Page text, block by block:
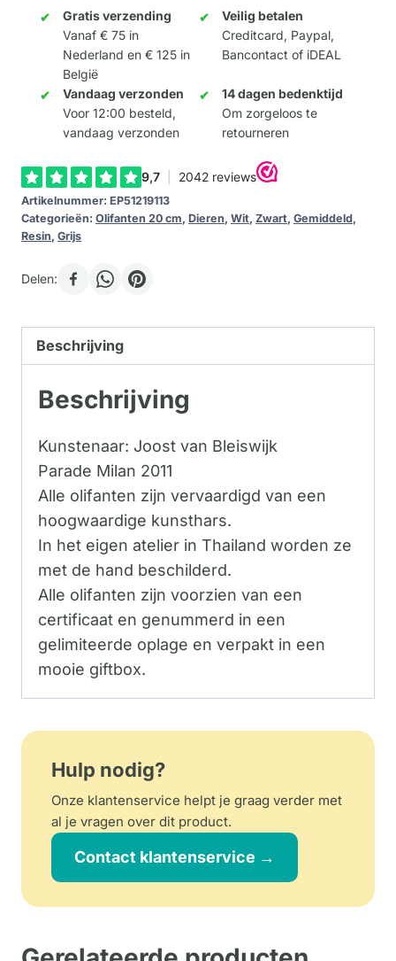
aantalGratis verzending
Vanaf € 75 in
Nederland en € 125 in
België
Veilig betalen
Creditcard, Paypal,
Bancontact of iDEAL
Vandaag verzonden
Voor 12:00 besteld,
vandaag verzonden
14 dagen bedenktijd
Om zorgeloos te
retourneren
Artikelnummer: EP51219113
Categorieën: Olifanten 20 cm, Dieren, Wit, Zwart, Gemiddeld,
Resin, Grijs
Delen:
Beschrijving
Beschrijving
Kunstenaar: Joost van Bleiswijk
Parade Milan 2011
Alle olifanten zijn vervaardigd van een
hoogwaardige kunsthars.
In het eigen atelier in Thailand worden ze
met de hand beschilderd.
Alle olifanten zijn voorzien van een
certificaat en genummerd in een
gelimiteerde oplage en verpakt in een
mooie giftbox.
Hulp nodig?
Onze klantenservice helpt je graag verder met
al je vragen over dit product.
Contact klantenservice →